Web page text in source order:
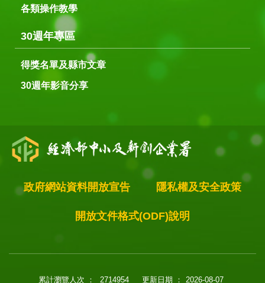
各類操作教學
30週年專區
得獎名單及縣市文章
30週年影音分享
政府網站資料開放宣告 隱私權及安全政策
開放文件格式(ODF)說明
累計瀏覽人次 ： 2714954 更新日期 ： 2026-08-07